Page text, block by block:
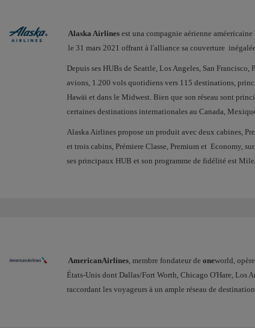
Alaska Airlines est una compagnie aérienne
le 31 mars 2021 offrant à l'alliance sa couverture
Depuis ses HUBs de Seattle, Los Angeles, San
avions, 1.200 vols quotidiens vers 115 destinations,
Hawäi et dans le Midwest. Bien que son réseau sont
certaines destinations internationales au Canada,
Alaska Airlines propose un produit avec deux cabines,
et trois cabins, Prémiere Classe, Premium et Economy,
ses principaux HUB et son programme de fidélité est
AmericanAirlines , membre fondateur deoneworld,
États-Unis dont Dallas/Fort Worth, Chicago O'Hare, Los
raccordant les voyageurs à un ample réseau de